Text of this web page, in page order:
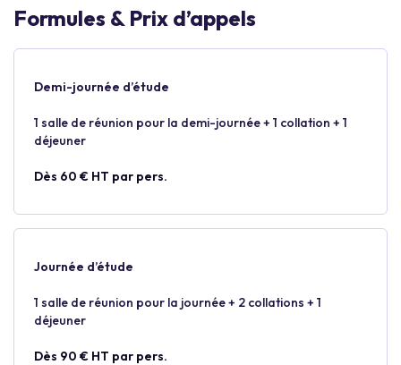
Formules & Prix d’appels
Demi-journée d’étude
1 salle de réunion pour la demi-journée + 1 collation + 1
déjeuner
Dès 60 € HT par pers.
Journée d’étude
1 salle de réunion pour la journée + 2 collations + 1
déjeuner
Dès 90 € HT par pers.